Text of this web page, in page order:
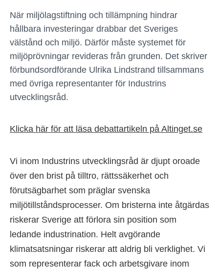
När miljölagstiftning och tillämpning hindrar
hållbara investeringar drabbar det Sveriges
välstånd och miljö. Därför måste systemet för
miljöprövningar revideras från grunden. Det skriver
förbundsordförande Ulrika Lindstrand tillsammans
med övriga representanter för Industrins
utvecklingsråd.
Klicka här för att läsa debattartikeln på Altinget.se
Vi inom Industrins utvecklingsråd är djupt oroade
över den brist på tilltro, rättssäkerhet och
förutsägbarhet som präglar svenska
miljötillståndsprocesser. Om bristerna inte åtgärdas
riskerar Sverige att förlora sin position som
ledande industrination. Helt avgörande
klimatsatsningar riskerar att aldrig bli verklighet. Vi
som representerar fack och arbetsgivare inom